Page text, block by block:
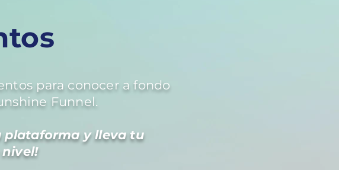
para conocer a fondo
Funnel.
plataforma y lleva tu